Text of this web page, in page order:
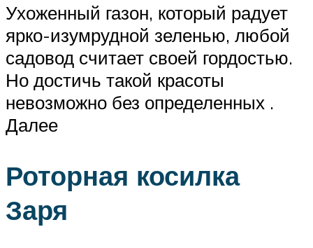
Ухоженный газон, который радует
ярко-изумрудной зеленью, любой
садовод считает своей гордостью.
Но достичь такой красоты
невозможно без определенных .
Далее
Роторная косилка
Заря